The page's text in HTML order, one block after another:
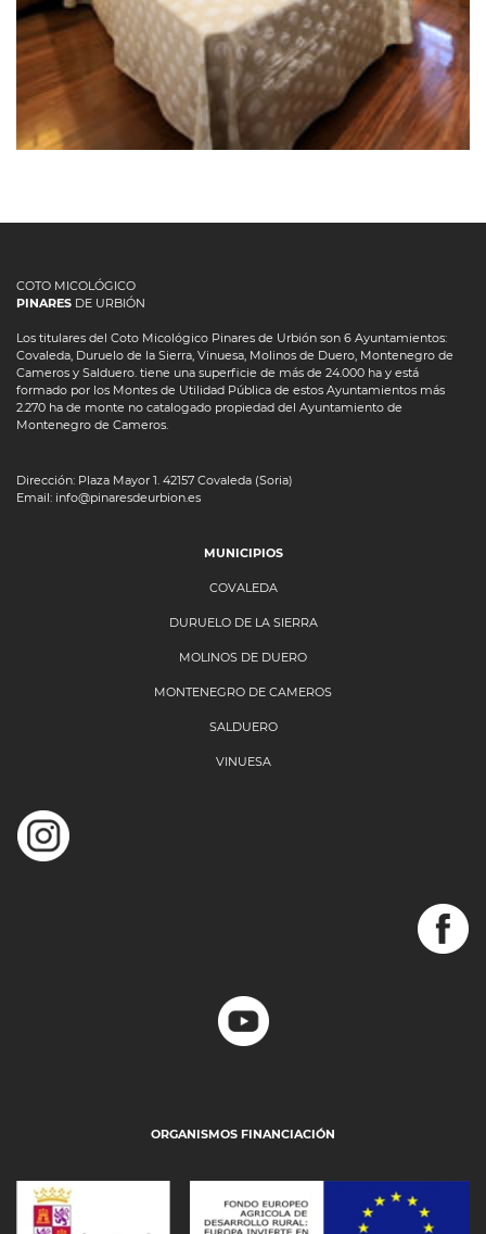
COTO MICOLÓGICO
PINARES DE URBIÓN
Los titulares del Coto Micológico Pinares de Urbión son 6 Ayuntamientos:
Covaleda, Duruelo de la Sierra, Vinuesa, Molinos de Duero, Montenegro de
Cameros y Salduero. tiene una superficie de más de 24.000 ha y está
formado por los Montes de Utilidad Pública de estos Ayuntamientos más
2.270 ha de monte no catalogado propiedad del Ayuntamiento de
Montenegro de Cameros.
Dirección: Plaza Mayor 1. 42157 Covaleda (Soria)
Email: info@pinaresdeurbion.es
MUNICIPIOS
COVALEDA
DURUELO DE LA SIERRA
MOLINOS DE DUERO
MONTENEGRO DE CAMEROS
SALDUERO
VINUESA
ORGANISMOS FINANCIACIÓN